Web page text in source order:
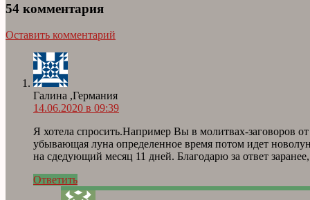
54 комментария
Оставить комментарий
Галина ,Германия
14.06.2020 в 09:39
Я хотела спросить.Например Вы в молитвах-заговоров
убывающая луна определенное время потом идет
на сдедующий месяц 11 дней. Благодарю за ответ заранее,
Ответить